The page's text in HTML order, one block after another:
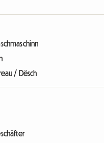
/ Dësch